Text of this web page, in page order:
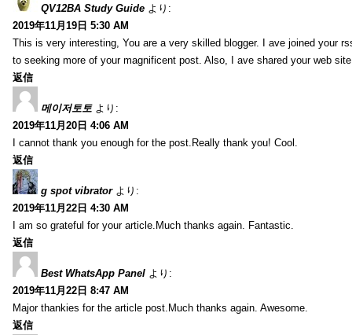
QV12BA Study Guide より:
2019年11月19日 5:30 AM
This is very interesting, You are a very skilled blogger. I ave joined your
to seeking more of your magnificent post. Also, I ave shared your web
返信
메이저토토 より:
2019年11月20日 4:06 AM
I cannot thank you enough for the post.Really thank you! Cool.
返信
g spot vibrator より:
2019年11月22日 4:30 AM
I am so grateful for your article.Much thanks again. Fantastic.
返信
Best WhatsApp Panel より:
2019年11月22日 8:47 AM
Major thankies for the article post.Much thanks again. Awesome.
返信